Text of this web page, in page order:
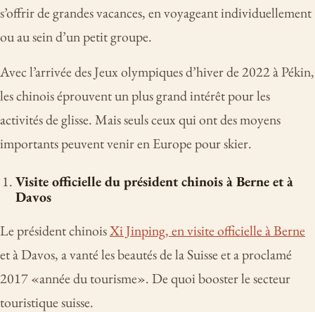
s’offrir de grandes vacances, en voyageant individuellement
ou au sein d’un petit groupe.
Avec l’arrivée des Jeux olympiques d’hiver de 2022 à Pékin,
les chinois éprouvent un plus grand intérêt pour les
activités de glisse. Mais seuls ceux qui ont des moyens
importants peuvent venir en Europe pour skier.
Visite officielle du président chinois à Berne et à
Davos
Le président chinoisXi Jinping, en visite officielle à Berne
et à Davos, a vanté les beautés de la Suisse et a proclamé
2017 «année du tourisme». De quoi booster le secteur
touristique suisse.